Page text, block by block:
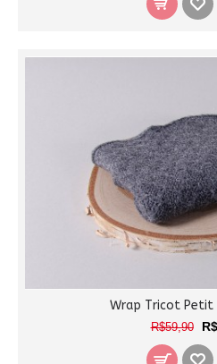
Wrap Tricot Petit
R$59,90